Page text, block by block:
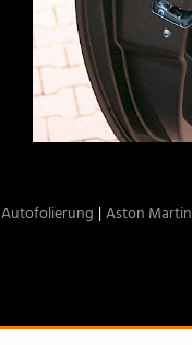
Autofolierung Aston Martin